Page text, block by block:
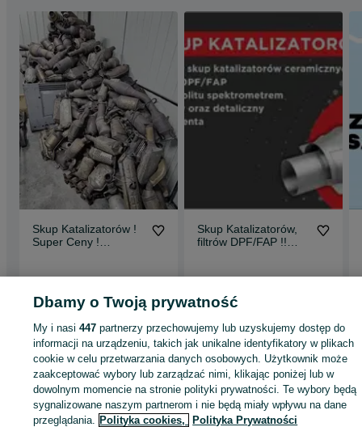
Skup Katalizatorów !
Super Ceny !
10 lipca 2026
Skup Katalizatorów,
filtrów DPF/FAP !!
20 lipca 2026
Strona główna Usługi Usługi motoryzacyjne Pozostałe
Pozostałe -
Kujawsko-pomorskie
Pozostałe - Toruń
KATEGORIA
Dbamy o Twoją prywatność
My i nasi447 partnerzy przechowujemy lub uzyskujemy dostęp do
informacji na urządzeniu, takich jak unikalne identyfikatory w plikach
cookie w celu przetwarzania danych osobowych. Użytkownik może
zaakceptować wybory lub zarządzać nimi, klikając poniżej lub w
dowolnym momencie na stronie polityki prywatności. Te wybory będą
sygnalizowane naszym partnerom i nie będą miały wpływu na dane
przeglądania. Polityka cookies, Polityka Prywatności